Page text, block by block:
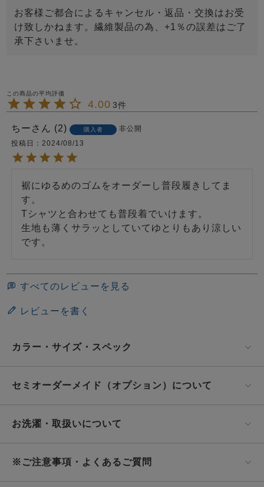
お客様ご都合によるキャンセル・返品・交換はお受
け致しかねます。繊維製品の為、+1％の誤差はご了
承下さいませ。
4.00 3
ちー 2 購入者
非公開
投稿日
2024/08/13
裾にゆるめのゴムをオーダーし普段履きしてま
す。
Tシャツと合わせても普段着でいけます。
生地も薄くサラッとしていてゆとりもあり涼しい
すべてのレビューを見る
レビューを書く
カラー・サイズ・スペック
セミオーダーメイド（オプション）について
お洗濯・取扱いについて
※ご注意事項・よくあるご質問